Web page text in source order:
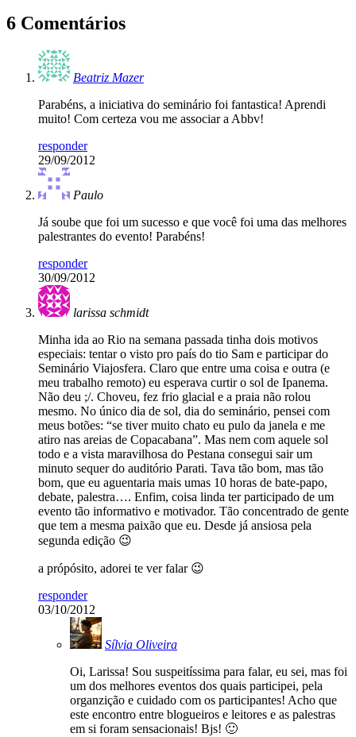
6 Comentários
Beatriz Mazer
Parabéns, a iniciativa do seminário foi fantastica! Aprendi
muito! Com certeza vou me associar a Abbv!
responder
29/09/2012
Paulo
Já soube que foi um sucesso e que você foi uma das melhores
palestrantes do evento! Parabéns!
responder
30/09/2012
larissa schmidt
Minha ida ao Rio na semana passada tinha dois motivos
especiais: tentar o visto pro país do tio Sam e participar do
Seminário Viajosfera. Claro que entre uma coisa e outra (e
meu trabalho remoto) eu esperava curtir o sol de Ipanema.
Não deu ;/. Choveu, fez frio glacial e a praia não rolou
mesmo. No único dia de sol, dia do seminário, pensei com
meus botões: “se tiver muito chato eu pulo da janela e me
atiro nas areias de Copacabana”. Mas nem com aquele sol
todo e a vista maravilhosa do Pestana consegui sair um
minuto sequer do auditório Parati. Tava tão bom, mas tão
bom, que eu aguentaria mais umas 10 horas de bate-papo,
debate, palestra…. Enfim, coisa linda ter participado de um
evento tão informativo e motivador. Tão concentrado de gente
que tem a mesma paixão que eu. Desde já ansiosa pela
segunda edição 😉
a própósito, adorei te ver falar 😉
responder
03/10/2012
Sílvia Oliveira
Oi, Larissa! Sou suspeitíssima para falar, eu sei, mas foi
um dos melhores eventos dos quais participei, pela
organzição e cuidado com os participantes! Acho que
este encontro entre blogueiros e leitores e as palestras
em si foram sensacionais! Bjs! 🙂